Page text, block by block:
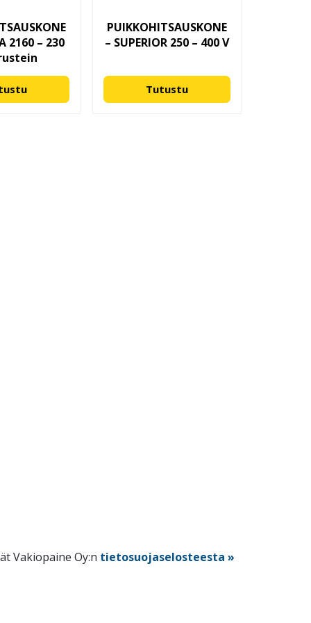
2160 – 230
PUIKKOHITSAUSKONE
– SUPERIOR 250 – 400 V
Tutustu
Vakiopaine Oy:n tietosuojaselosteesta »